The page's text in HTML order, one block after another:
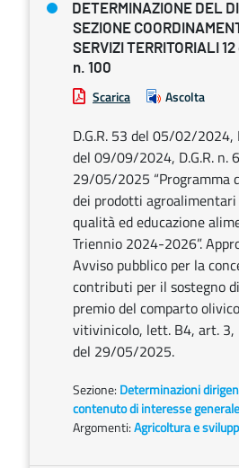
DETERMINAZIONE DEL
SEZIONE
SERVIZI TERRITORIALI
n. 100
Scarica Ascolta
D.G.R. 53 del 05/02/2024,
del 09/09/2024, D.G.R. n.
29/05/2025 “Programma
dei prodotti
qualità ed educazione
Triennio 2024-2026”.
Avviso pubblico per la
contributi per il sostegno
premio del comparto
vitivinicolo, lett. B4, art. 3,
del 29/05/2025.
Sezione: Determinazioni
contenuto di interesse generale
Argomenti:Agricoltura e